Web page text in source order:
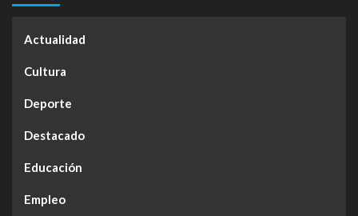
Actualidad
Cultura
Deporte
Destacado
Educación
Empleo